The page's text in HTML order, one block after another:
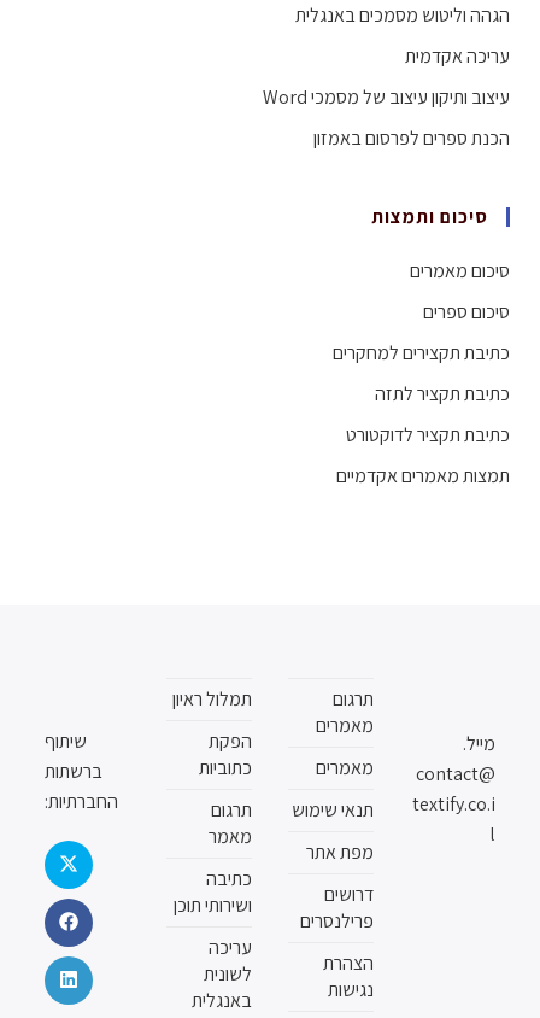
הגהה וליטוש מסמכים באנגלית
עריכה אקדמית
עיצוב ותיקון עיצוב של מסמכי Word
הכנת ספרים לפרסום באמזון
סיכום ותמצות
סיכום מאמרים
סיכום ספרים
כתיבת תקצירים למחקרים
כתיבת תקציר לתזה
כתיבת תקציר לדוקטורט
תמצות מאמרים אקדמיים
מייל.
contact@
textify.co.i
l
תרגום
מאמרים
מאמרים
תנאי שימוש
מפת אתר
דרושים
פרילנסרים
הצהרת
נגישות
תמלול ראיון
הפקת
כתוביות
תרגום
מאמר
כתיבה
ושירותי תוכן
עריכה
לשונית
באנגלית
שיתוף
ברשתות
החברתיות: